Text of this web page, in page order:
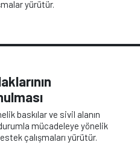
yürütür.
baskılar ve sivil alanın
mücadeleye yönelik
çalışmaları yürütür.